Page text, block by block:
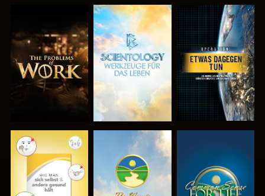
SERIE
ENTDECKEN
SERIE
ENTDECKEN
ANSEHEN
ANSEHEN ANSEHEN ANSEHEN